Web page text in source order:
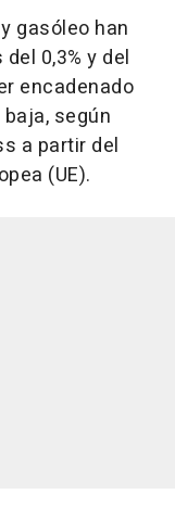
gasóleo han
0,3% y del
encadenado
según
a partir del
(UE).